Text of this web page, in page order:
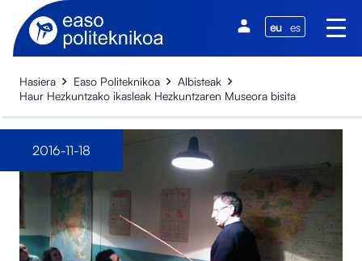
eu es
Hasiera Easo Politeknikoa
Albisteak
Haur Hezkuntzako ikasleak Hezkuntzaren Museora bisita
2016-11-18